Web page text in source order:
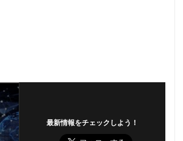
最新情報をチェックしよう！